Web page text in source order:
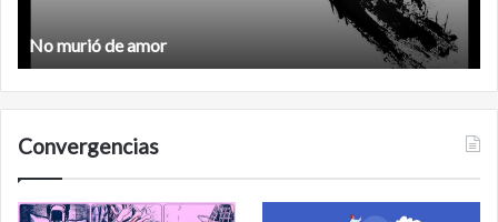
No murió de amor
Convergencias